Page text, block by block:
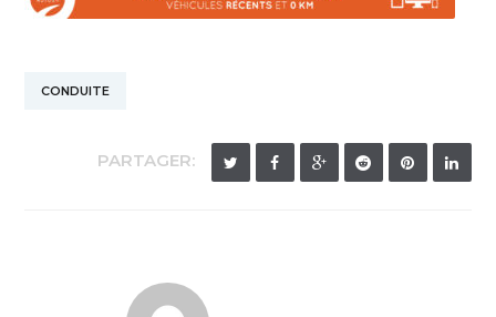
CONDUITE
PARTAGER: